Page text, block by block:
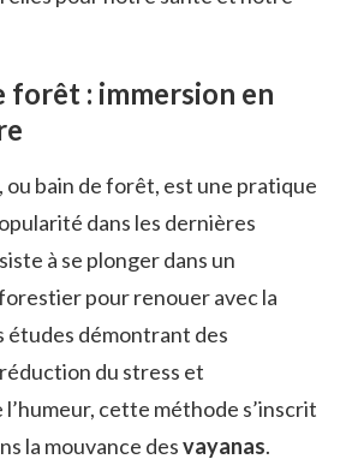
forêt : immersion en
, ou bain de forêt, est une pratique
dans les dernières
à se plonger dans un
pour renouer avec la
études démontrant des
du stress et
l’humeur, cette méthode s’inscrit
la mouvance desvayanas.